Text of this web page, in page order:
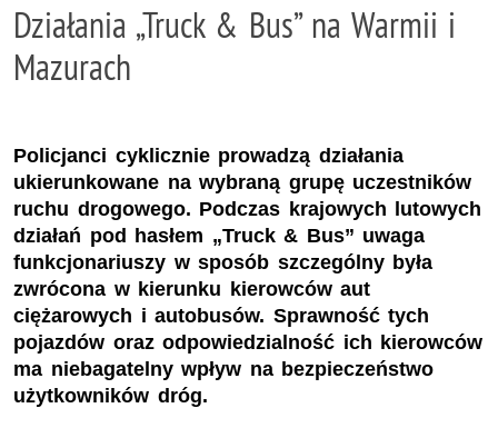
Działania „Truck & Bus” na Warmii i
Mazurach
Policjanci cyklicznie prowadzą działania
ukierunkowane na wybraną grupę uczestników
ruchu drogowego. Podczas krajowych lutowych
działań pod hasłem „Truck & Bus” uwaga
funkcjonariuszy w sposób szczególny była
zwrócona w kierunku kierowców aut
ciężarowych i autobusów. Sprawność tych
pojazdów oraz odpowiedzialność ich kierowców
ma niebagatelny wpływ na bezpieczeństwo
użytkowników dróg.